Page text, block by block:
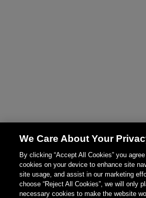
We Care About Your
By clicking “Accept All Cookies” you
cookies on your device to enhance site
site usage, and assist in our marketing
choose “Reject All Cookies”, we will only
necessary cookies to make the website